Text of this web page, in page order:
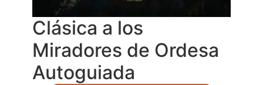
Clásica a los
Miradores de Ordesa
Autoguiada